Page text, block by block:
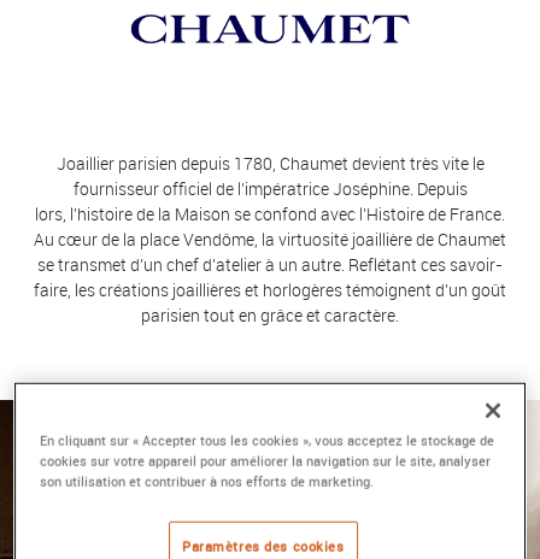
Joaillier parisien depuis 1780, Chaumet devient très vite le
fournisseur officiel de l’impératrice Joséphine. Depuis
lors, l’histoire de la Maison se confond avec l’Histoire de France.
Au cœur de la place Vendôme, la virtuosité joaillière de Chaumet
se transmet d’un chef d’atelier à un autre. Reflétant ces savoir-
faire, les créations joaillières et horlogères témoignent d’un goût
parisien tout en grâce et caractère.
En cliquant sur « Accepter tous les cookies », vous acceptez le stockage de
cookies sur votre appareil pour améliorer la navigation sur le site, analyser
son utilisation et contribuer à nos efforts de marketing.
Paramètres des cookies